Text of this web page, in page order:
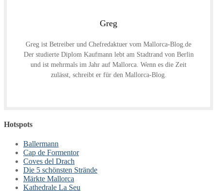
Greg
Greg ist Betreiber und Chefredaktuer vom Mallorca-Blog.de
Der studierte Diplom Kaufmann lebt am Stadtrand von Berlin
und ist mehrmals im Jahr auf Mallorca. Wenn es die Zeit
zulässt, schreibt er für den Mallorca-Blog.
Hotspots
Ballermann
Cap de Formentor
Coves del Drach
Die 5 schönsten Strände
Märkte Mallorca
Kathedrale La Seu